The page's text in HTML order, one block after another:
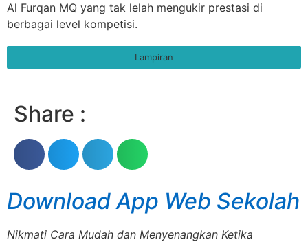
Al Furqan MQ yang tak lelah mengukir prestasi di
berbagai level kompetisi.
Lampiran
Share :
Download App Web Sekolah
Nikmati Cara Mudah dan Menyenangkan Ketika